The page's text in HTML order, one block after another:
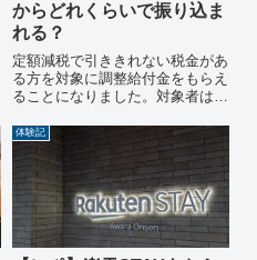
からどれくらいで振り込ま
れる？
定額減税で引ききれない税金があ
る方を対象に調整給付金をもらえ
ることになりました。対象者は地
で申し込む必要があります。対象
だった私も早速申し込みをしまし
た。申請から振り込みまでに掛か
った日数を紹介します。
体験記